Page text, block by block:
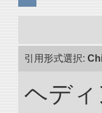
引用形式選択:
ヘデ